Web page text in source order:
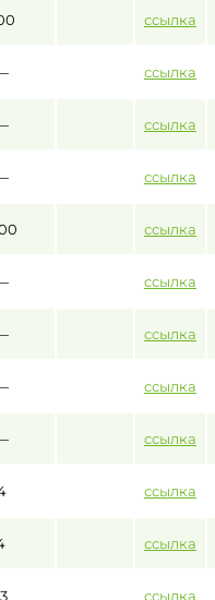
ссылка
ссылка
ссылка
ссылка
ссылка
ссылка
ссылка
ссылка
ссылка
ссылка
ссылка
ссылка